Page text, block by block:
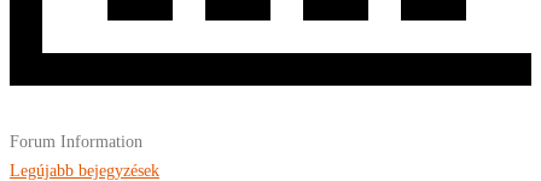
Forum Information
Legújabb bejegyzések